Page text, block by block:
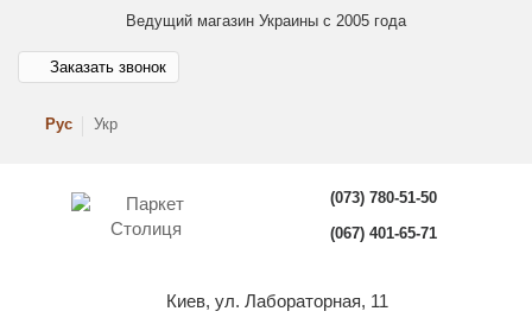
Ведущий магазин Украины с 2005 года
Рус Укр
Заказать звонок
(073) 780-51-50
(067) 401-65-71
Киев, ул. Лабораторная, 11